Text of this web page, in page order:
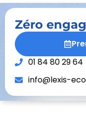
Zéro
01 84 80 29 64
info@lexis-